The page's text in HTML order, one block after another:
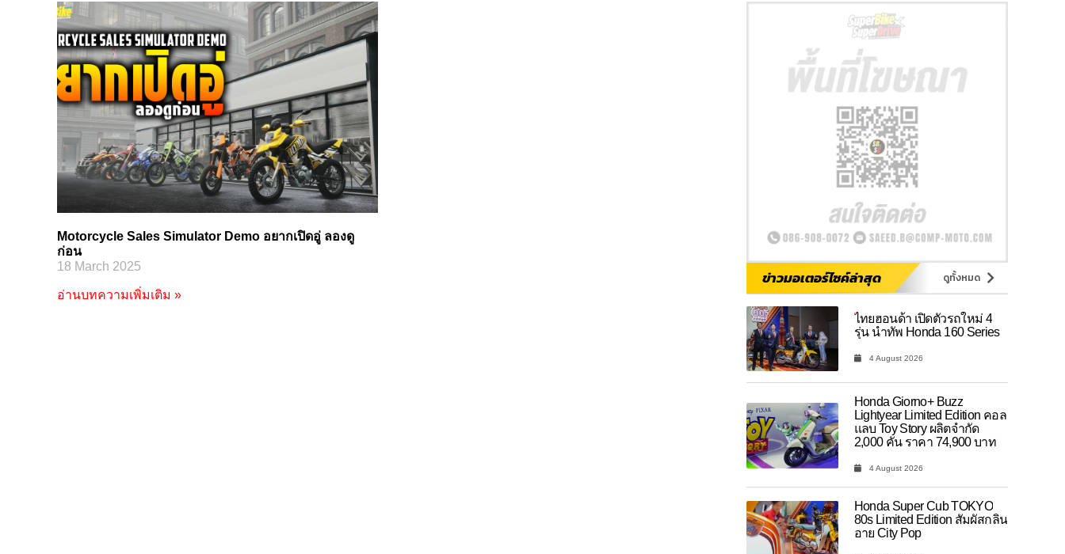
Motorcycle Sales Simulator Demo อยากเปิดอู่ ลองดู
ก่อน
18 March 2025
อ่านบทความเพิ่มเติม »
ข่าวมอเตอร์ไซค์ล่าสุด ดูทั้งหมด
ไทยฮอนด้า เปิดตัวรถใหม่ 4
รุ่น นำทัพ Honda 160 Series
4 August 2026
Honda Giorno+ Buzz
Lightyear Limited Edition คอล
แลบ Toy Story ผลิตจำกัด
2,000 คัน ราคา 74,900 บาท
4 August 2026
Honda Super Cub TOKYO
80s Limited Edition สัมผัสกลิ่น
อาย City Pop